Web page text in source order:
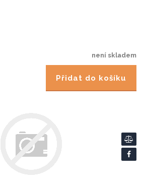
není skladem
Přidat do košíku